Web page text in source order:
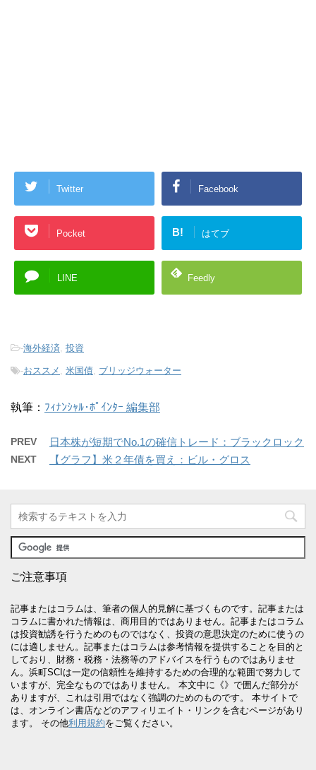
Twitter Facebook
Pocket B! はてブ
LINE Feedly
-海外経済, 投資
-おススメ , 米国債, ブリッジウォーター
執筆： ﾌｨﾅﾝｼｬﾙ･ﾎﾟｲﾝﾀｰ 編集部
PREV 日本株が短期でNo.1の確信トレード：ブラックロック
NEXT 【グラフ】米２年債を買え：ビル・グロス
ご注意事項
記事またはコラムは、筆者の個人的見解に基づくものです。記事または
コラムに書かれた情報は、商用目的ではありません。記事またはコラム
は投資勧誘を行うためのものではなく、投資の意思決定のために使うの
には適しません。記事またはコラムは参考情報を提供することを目的と
しており、財務・税務・法務等のアドバイスを行うものではありませ
ん。浜町SCIは一定の信頼性を維持するための合理的な範囲で努力して
いますが、完全なものではありません。 本文中に《》で囲んだ部分が
ありますが、これは引用ではなく強調のためのものです。 本サイトで
は、オンライン書店などのアフィリエイト・リンクを含むページがあり
ます。 その他利用規約をご覧ください。